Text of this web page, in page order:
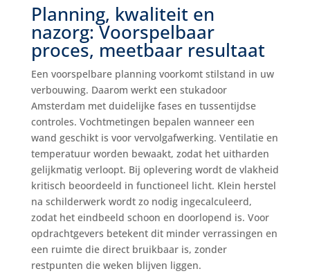
Planning, kwaliteit en
nazorg: Voorspelbaar
proces, meetbaar resultaat
Een voorspelbare planning voorkomt stilstand in uw
verbouwing. Daarom werkt een stukadoor
Amsterdam met duidelijke fases en tussentijdse
controles. Vochtmetingen bepalen wanneer een
wand geschikt is voor vervolgafwerking. Ventilatie en
temperatuur worden bewaakt, zodat het uitharden
gelijkmatig verloopt. Bij oplevering wordt de vlakheid
kritisch beoordeeld in functioneel licht. Klein herstel
na schilderwerk wordt zo nodig ingecalculeerd,
zodat het eindbeeld schoon en doorlopend is. Voor
opdrachtgevers betekent dit minder verrassingen en
een ruimte die direct bruikbaar is, zonder
restpunten die weken blijven liggen.